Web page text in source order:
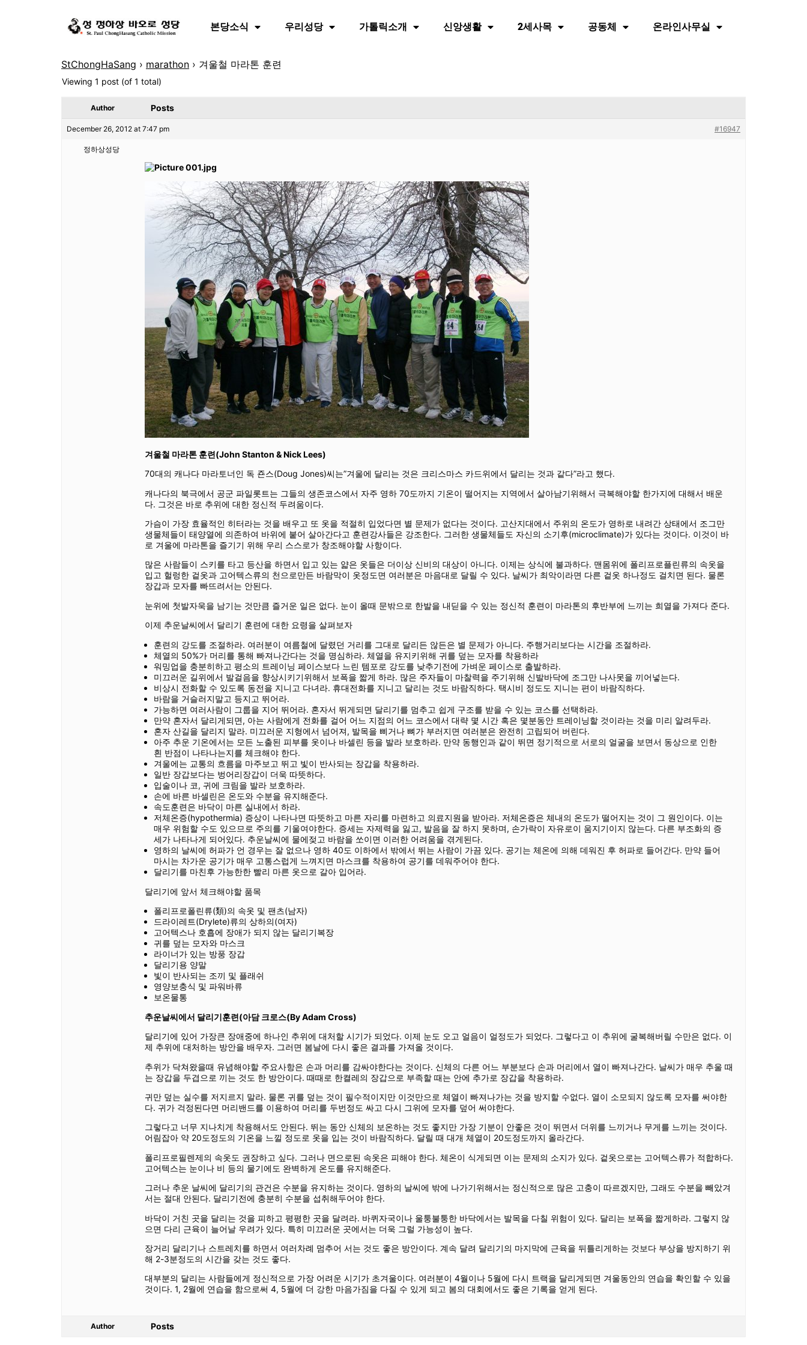
본당소식 우리성당 가톨릭소개 신앙생활 2세사목 공동체 온라인사무실
StChongHaSang › marathon › 겨울철 마라톤 훈련
Viewing 1 post (of 1 total)
Author Posts
December 26, 2012 at 7:47 pm #16947
정하상성당
겨울철 마라톤 훈련(John Stanton & Nick Lees)
70대의 캐나다 마라토너인 독 죤스(Doug Jones)씨는”겨울에 달리는 것은 크리스마스 카드위에서 달리는 것과 같다”라고 했다.
캐나다의 북극에서 공군 파일롯트는 그들의 생존코스에서 자주 영하 70도까지 기온이 떨어지는 지역에서 살아남기위해서 극복해야할 한가지에 대해서 배운
다. 그것은 바로 추위에 대한 정신적 두려움이다.
가슴이 가장 효율적인 히터라는 것을 배우고 또 옷을 적절히 입었다면 별 문제가 없다는 것이다. 고산지대에서 주위의 온도가 영하로 내려간 상태에서 조그만
생물체들이 태양열에 의존하여 바위에 붙어 살아간다고 훈련강사들은 강조한다. 그러한 생물체들도 자신의 소기후(microclimate)가 있다는 것이다. 이것이 바
로 겨울에 마라톤을 즐기기 위해 우리 스스로가 창조해야할 사항이다.
많은 사람들이 스키를 타고 등산을 하면서 입고 있는 얇은 옷들은 더이상 신비의 대상이 아니다. 이제는 상식에 불과하다. 맨몸위에 폴리프로플린류의 속옷을
입고 헐렁한 겉옷과 고어텍스류의 천으로만든 바람막이 옷정도면 여러분은 마음대로 달릴 수 있다. 날씨가 최악이라면 다른 겉옷 하나정도 걸치면 된다. 물론
장갑과 모자를 빠뜨려서는 안된다.
눈위에 첫발자욱을 남기는 것만큼 즐거운 일은 없다. 눈이 올때 문밖으로 한발을 내딛을 수 있는 정신적 훈련이 마라톤의 후반부에 느끼는 희열을 가져다 준다.
이제 추운날씨에서 달리기 훈련에 대한 요령을 살펴보자
훈련의 강도를 조절하라. 여러분이 여름철에 달렸던 거리를 그대로 달리든 않든은 별 문제가 아니다. 주행거리보다는 시간을 조절하라.
체열의 50%가 머리를 통해 빠져나간다는 것을 명심하라. 체열을 유지키위해 귀를 덮는 모자를 착용하라
워밍업을 충분히하고 평소의 트레이닝 페이스보다 느린 템포로 강도를 낮추기전에 가벼운 페이스로 출발하라.
미끄러운 길위에서 발걸음을 향상시키기위해서 보폭을 짧게 하라. 많은 주자들이 마찰력을 주기위해 신발바닥에 조그만 나사못을 끼어넣는다.
비상시 전화할 수 있도록 동전을 지니고 다녀라. 휴대전화를 지니고 달리는 것도 바람직하다. 택시비 정도도 지니는 편이 바람직하다.
바람을 거슬러지말고 등지고 뛰어라.
가능하면 여러사람이 그룹을 지어 뛰어라. 혼자서 뛰게되면 달리기를 멈추고 쉽게 구조를 받을 수 있는 코스를 선택하라.
만약 혼자서 달리게되면, 아는 사람에게 전화를 걸어 어느 지점의 어느 코스에서 대략 몇 시간 혹은 몇분동안 트레이닝할 것이라는 것을 미리 알려두라.
혼자 산길을 달리지 말라. 미끄러운 지형에서 넘어져, 발목을 삐거나 뼈가 부러지면 여러분은 완전히 고립되어 버린다.
아주 추운 기온에서는 모든 노출된 피부를 옷이나 바셀린 등을 발라 보호하라. 만약 동행인과 같이 뛰면 정기적으로 서로의 얼굴을 보면서 동상으로 인한
흰 반점이 나타나는지를 체크해야 한다.
겨울에는 교통의 흐름을 마주보고 뛰고 빛이 반사되는 장갑을 착용하라.
일반 장갑보다는 벙어리장갑이 더욱 따뜻하다.
입술이나 코, 귀에 크림을 발라 보호하라.
손에 바른 바셀린은 온도와 수분을 유지해준다.
속도훈련은 바닥이 마른 실내에서 하라.
저체온증(hypothermia) 증상이 나타나면 따뜻하고 마른 자리를 마련하고 의료지원을 받아라. 저체온증은 체내의 온도가 떨어지는 것이 그 원인이다. 이는
매우 위험할 수도 있으므로 주의를 기울여야한다. 증세는 자제력을 잃고, 발음을 잘 하지 못하며, 손가락이 자유로이 움지기이지 않는다. 다른 부조화의 증
세가 나타나게 되어있다. 추운날씨에 물에젖고 바람을 쏘이면 이러한 어려움을 겪게된다.
영하의 날씨에 허파가 언 경우는 잘 없으나 영하 40도 이하에서 밖에서 뛰는 사람이 가끔 있다. 공기는 체온에 의해 데워진 후 허파로 들어간다. 만약 들어
마시는 차가운 공기가 매우 고통스럽게 느껴지면 마스크를 착용하여 공기를 데워주어야 한다.
달리기를 마친후 가능한한 빨리 마른 옷으로 갈아 입어라.
달리기에 앞서 체크해야할 품목
폴리프로폴린류(類)의 속옷 및 팬츠(남자)
드라이레트(Drylete)류의 상하의(여자)
고어텍스나 호흡에 장애가 되지 않는 달리기복장
귀를 덮는 모자와 마스크
라이너가 있는 방풍 장갑
달리기용 양말
빛이 반사되는 조끼 및 플래쉬
영양보충식 및 파워바류
보온물통
추운날씨에서 달리기훈련(아담 크로스(By Adam Cross)
달리기에 있어 가장큰 장애중에 하나인 추위에 대처할 시기가 되었다. 이제 눈도 오고 얼음이 얼정도가 되었다. 그렇다고 이 추위에 굴복해버릴 수만은 없다. 이
제 추위에 대처하는 방안을 배우자. 그러면 봄날에 다시 좋은 결과를 가져올 것이다.
추위가 닥쳐왔을때 유념해야할 주요사항은 손과 머리를 감싸야한다는 것이다. 신체의 다른 어느 부분보다 손과 머리에서 열이 빠져나간다. 날씨가 매우 추울 때
는 장갑을 두겹으로 끼는 것도 한 방안이다. 때때로 한켤레의 장갑으로 부족할 때는 안에 추가로 장갑을 착용하라.
귀만 덮는 실수를 저지르지 말라. 물론 귀를 덮는 것이 필수적이지만 이것만으로 체열이 빠져나가는 것을 방지할 수없다. 열이 소모되지 않도록 모자를 써야한
다. 귀가 걱정된다면 머리밴드를 이용하여 머리를 두번정도 싸고 다시 그위에 모자를 덮어 써야한다.
그렇다고 너무 지나치게 착용해서도 안된다. 뛰는 동안 신체의 보온하는 것도 좋지만 가장 기분이 안좋은 것이 뛰면서 더위를 느끼거나 무게를 느끼는 것이다.
어림잡아 약 20도정도의 기온을 느낄 정도로 옷을 입는 것이 바람직하다. 달릴 때 대개 체열이 20도정도까지 올라간다.
폴리프로필렌제의 속옷도 권장하고 싶다. 그러나 면으로된 속옷은 피해야 한다. 체온이 식게되면 이는 문제의 소지가 있다. 겉옷으로는 고어텍스류가 적합하다.
고어텍스는 눈이나 비 등의 물기에도 완벽하게 온도를 유지해준다.
그러나 추운 날씨에 달리기의 관건은 수분을 유지하는 것이다. 영하의 날씨에 밖에 나가기위해서는 정신적으로 많은 고충이 따르겠지만, 그래도 수분을 빼았겨
서는 절대 안된다. 달리기전에 충분히 수분을 섭취해두어야 한다.
바닥이 거친 곳을 달리는 것을 피하고 평평한 곳을 달려라. 바퀴자국이나 울퉁불퉁한 바닥에서는 발목을 다칠 위험이 있다. 달리는 보폭을 짧게하라. 그렇지 않
으면 다리 근육이 늘어날 우려가 있다. 특히 미끄러운 곳에서는 더욱 그럴 가능성이 높다.
장거리 달리기나 스트레치를 하면서 여러차례 멈추어 서는 것도 좋은 방안이다. 계속 달려 달리기의 마지막에 근육을 뒤틀리게하는 것보다 부상을 방지하기 위
해 2-3분정도의 시간을 갖는 것도 좋다.
대부분의 달리는 사람들에게 정신적으로 가장 어려운 시기가 초겨울이다. 여러분이 4월이나 5월에 다시 트랙을 달리게되면 겨울동안의 연습을 확인할 수 있을
것이다. 1, 2월에 연습을 함으로써 4, 5월에 더 강한 마음가짐을 다질 수 있게 되고 봄의 대회에서도 좋은 기록을 얻게 된다.
Author Posts